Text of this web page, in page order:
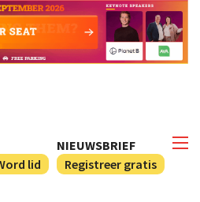
NIEUWSBRIEF
Registreer gratis
lid